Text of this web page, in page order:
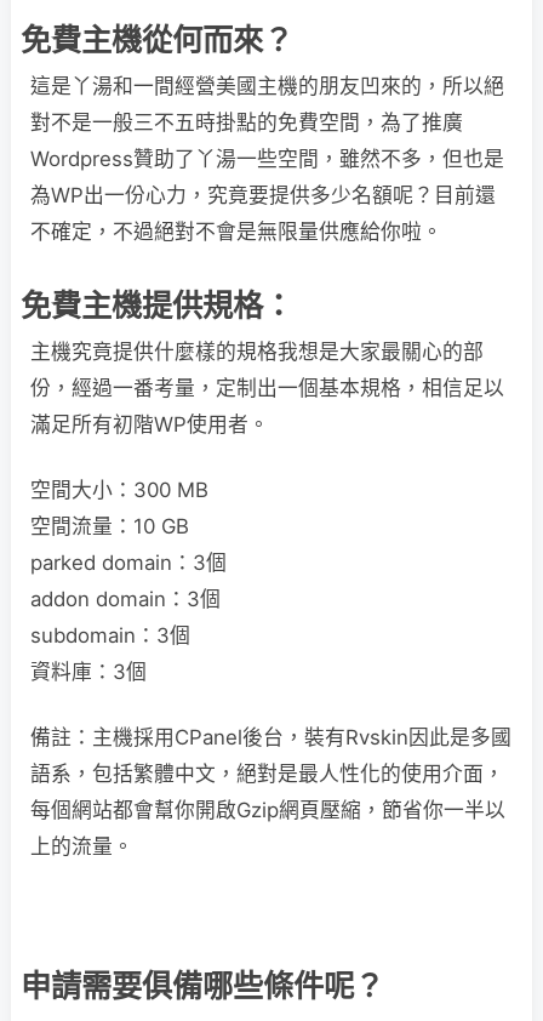
免費主機從何而來？
這是丫湯和一間經營美國主機的朋友凹來的，所以絕
對不是一般三不五時掛點的免費空間，為了推廣
Wordpress贊助了丫湯一些空間，雖然不多，但也是
為WP出一份心力，究竟要提供多少名額呢？目前還
不確定，不過絕對不會是無限量供應給你啦。
免費主機提供規格：
主機究竟提供什麼樣的規格我想是大家最關心的部
份，經過一番考量，定制出一個基本規格，相信足以
滿足所有初階WP使用者。
空間大小：300 MB
空間流量：10 GB
parked domain：3個
addon domain：3個
subdomain：3個
資料庫：3個
備註：主機採用CPanel後台，裝有Rvskin因此是多國
語系，包括繁體中文，絕對是最人性化的使用介面，
每個網站都會幫你開啟Gzip網頁壓縮，節省你一半以
上的流量。
申請需要俱備哪些條件呢？